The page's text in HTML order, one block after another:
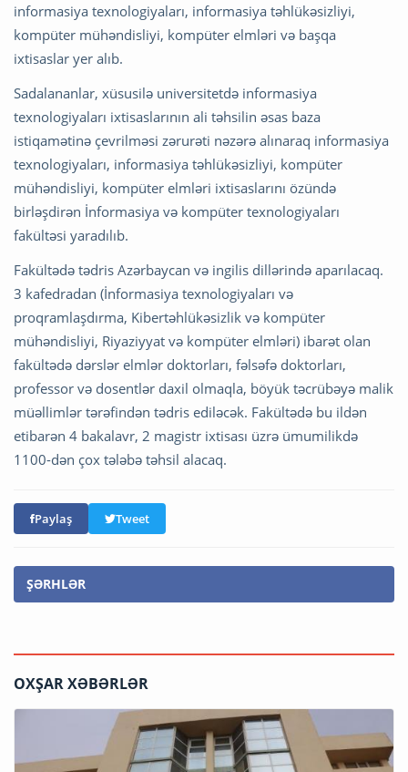
informasiya texnologiyaları, informasiya təhlükəsizliyi,
kompüter mühəndisliyi, kompüter elmləri və başqa
ixtisaslar yer alıb.
Sadalananlar, xüsusilə universitetdə informasiya
texnologiyaları ixtisaslarının ali təhsilin əsas baza
istiqamətinə çevrilməsi zərurəti nəzərə alınaraq informasiya
texnologiyaları, informasiya təhlükəsizliyi, kompüter
mühəndisliyi, kompüter elmləri ixtisaslarını özündə
birləşdirən İnformasiya və kompüter texnologiyaları
fakültəsi yaradılıb.
Fakültədə tədris Azərbaycan və ingilis dillərində aparılacaq.
3 kafedradan (İnformasiya texnologiyaları və
proqramlaşdırma, Kibertəhlükəsizlik və kompüter
mühəndisliyi, Riyaziyyat və kompüter elmləri) ibarət olan
fakültədə dərslər elmlər doktorları, fəlsəfə doktorları,
professor və dosentlər daxil olmaqla, böyük təcrübəyə malik
müəllimlər tərəfindən tədris ediləcək. Fakültədə bu ildən
etibarən 4 bakalavr, 2 magistr ixtisası üzrə ümumilikdə
1100-dən çox tələbə təhsil alacaq.
Paylaş Tweet
ŞƏRHLƏR
OXŞAR XƏBƏRLƏR